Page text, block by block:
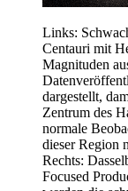
Links:
Centauri mit
Magnituden
dargestellt,
Zentrum des
normale
dieser Region
Rechts:
Focused